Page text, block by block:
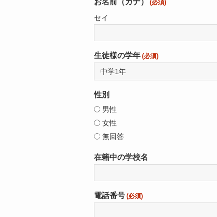
お名前（カナ） (必須)
セイ
生徒様の学年 (必須)
性別
男性
女性
無回答
在籍中の学校名
電話番号 (必須)